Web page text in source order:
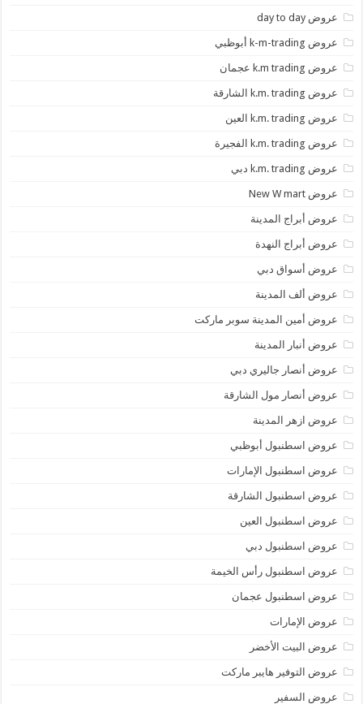
عروض day to day
عروض k-m-trading أبوظبي
عروض k.m trading عجمان
عروض k.m. trading الشارقة
عروض k.m. trading العين
عروض k.m. trading الفجيرة
عروض k.m. trading دبي
عروض New W mart
عروض أبراج المدينة
عروض أبراج النهدة
عروض أسواق دبي
عروض ألف المدينة
عروض أمين المدينة سوبر ماركت
عروض أنبار المدينة
عروض أنصار جاليري دبي
عروض أنصار مول الشارقة
عروض ازهر المدينة
عروض اسطنبول أبوظبي
عروض اسطنبول الإمارات
عروض اسطنبول الشارقة
عروض اسطنبول العين
عروض اسطنبول دبي
عروض اسطنبول رأس الخيمة
عروض اسطنبول عجمان
عروض الإمارات
عروض البيت الأخضر
عروض التوفير هايبر ماركت
عروض السفير